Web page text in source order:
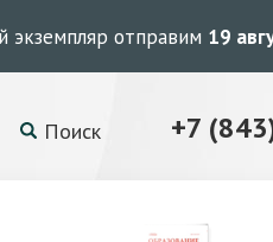
экземпляр отправим 19
Поиск +7